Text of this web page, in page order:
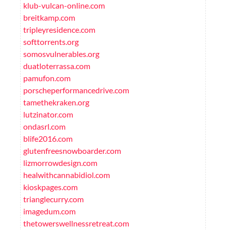
klub-vulcan-online.com
breitkamp.com
tripleyresidence.com
softtorrents.org
somosvulnerables.org
duatloterrassa.com
pamufon.com
porscheperformancedrive.com
tamethekraken.org
lutzinator.com
ondasrl.com
blife2016.com
glutenfreesnowboarder.com
lizmorrowdesign.com
healwithcannabidiol.com
kioskpages.com
trianglecurry.com
imagedum.com
thetowerswellnessretreat.com